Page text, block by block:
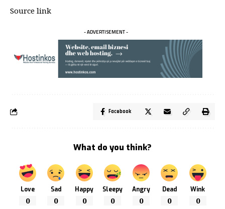
Source link
- ADVERTISEMENT -
Facebook
What do you think?
Love
0
Sad
0
Happy
0
Sleepy
0
Angry
0
Dead
0
Wink
0